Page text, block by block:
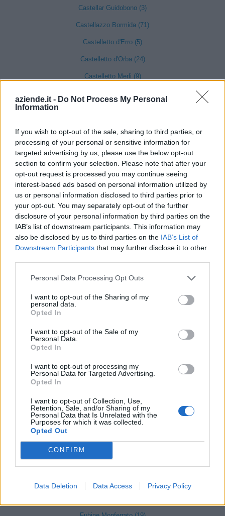
aziende.it - Do Not Process My Personal
Information
If you wish to opt-out of the sale, sharing to third parties, or
processing of your personal or sensitive information for
targeted advertising by us, please use the below opt-out
section to confirm your selection. Please note that after your
opt-out request is processed you may continue seeing
interest-based ads based on personal information utilized by
us or personal information disclosed to third parties prior to
your opt-out. You may separately opt-out of the further
disclosure of your personal information by third parties on the
IAB’s list of downstream participants. This information may
also be disclosed by us to third parties on the IAB’s List of
Downstream Participants that may further disclose it to other
Personal Data Processing Opt Outs
I want to opt-out of the Sharing of my
personal data.
Opted In
I want to opt-out of the Sale of my
Personal Data.
Opted In
I want to opt-out of processing my
Personal Data for Targeted Advertising.
Opted In
I want to opt-out of Collection, Use,
Retention, Sale, and/or Sharing of my
Personal Data that Is Unrelated with the
Purposes for which it was collected.
Opted Out
CONFIRM
Data Deletion Data Access Privacy Policy
Castellar Guidobono (3)
Castellazzo Bormida (71)
Castelletto d'Erro (5)
Castelletto d'Orba (24)
Castelletto Merli (9)
Castelletto Monferrato (18)
Castelnuovo Scrivia (82)
Castelspina (4)
Cavatore (3)
Cella Monte (5)
Cereseto (5)
Cerreto Grue (1)
Cerrina Monferrato (15)
Conzano (6)
Costa Vescovato (11)
Denice (2)
Felizzano (18)
Francavilla Bisio (5)
Frassinello Monferrato (7)